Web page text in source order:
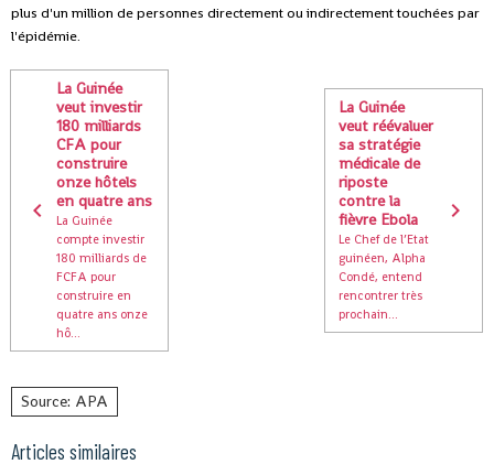
plus d'un million de personnes directement ou indirectement touchées par
l'épidémie.
La Guinée
veut investir
180 milliards
CFA pour
construire
onze hôtels
en quatre ans
La Guinée
compte investir
180 milliards de
FCFA pour
construire en
quatre ans onze
hô...
La Guinée
veut réévaluer
sa stratégie
médicale de
riposte
contre la
fièvre Ebola
Le Chef de l’Etat
guinéen, Alpha
Condé, entend
rencontrer très
prochain...
Source: APA
Articles similaires